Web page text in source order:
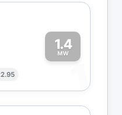
1.4
MW
1